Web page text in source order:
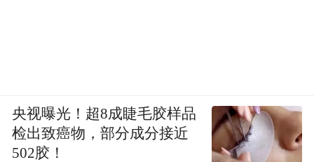
央视曝光！超8成睫毛胶样品
检出致癌物，部分成分接近
502胶！